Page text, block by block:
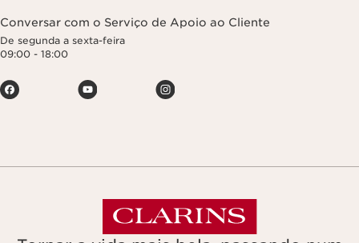
Conversar com o Serviço de Apoio ao Cliente
De segunda a sexta-feira
09:00 - 18:00